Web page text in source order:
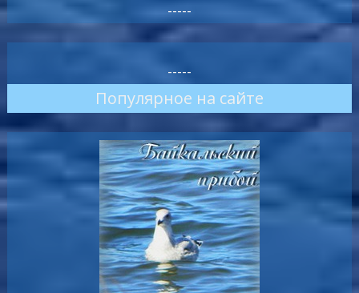
-----
-----
Популярное на сайте